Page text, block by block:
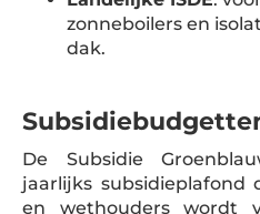
zonneboilers en
dak.
De Subsidie
jaarlijks subsidieplafond
en wethouders wordt